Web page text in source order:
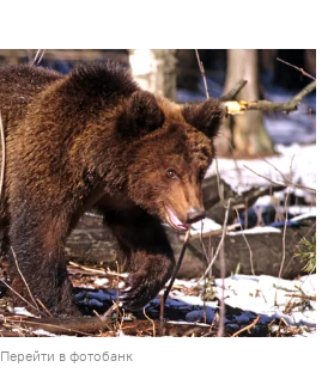
Перейти в фотобанк